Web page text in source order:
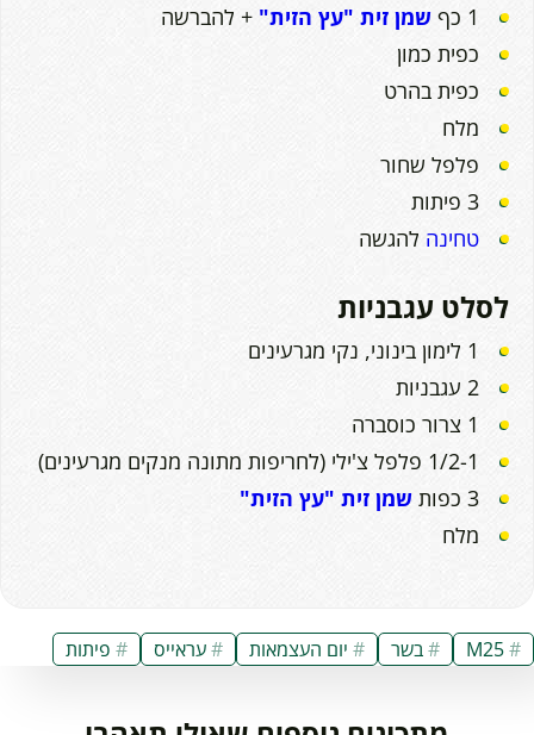
1 כף
שמן זית "עץ הזית" + להברשה
כפית כמון
כפית בהרט
מלח
פלפל שחור
3 פיתות
טחינה להגשה
לסלט עגבניות
1 לימון בינוני, נקי מגרעינים
2 עגבניות
1 צרור כוסברה
1/2-1 פלפל צ'ילי (לחריפות מתונה מנקים מגרעינים)
3 כפות
שמן זית "עץ הזית"
מלח
בשר יום העצמאות עראייס פיתות